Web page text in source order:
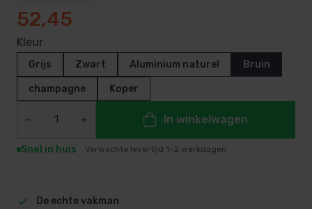
52,45
Kleur
Grijs Zwart Aluminium naturel Bruin
champagne Koper
In winkelwagen
Snel in huis Verwachte levertijd 1–2 werkdagen
De echte vakman